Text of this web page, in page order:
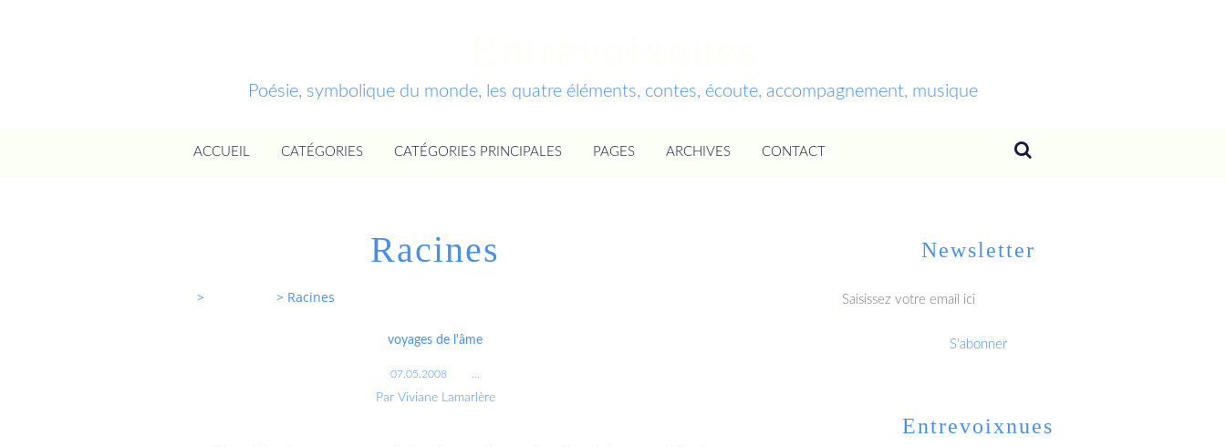
Poésie, symbolique du monde, les quatre éléments, contes, écoute, accompagnement, musique
ACCUEIL CATÉGORIES CATÉGORIES PRINCIPALES PAGES ARCHIVES CONTACT
Racines
> > Racines
voyages de l'âme
07.05.2008
Par Viviane Lamarlère
Newsletter
Entrevoixnues